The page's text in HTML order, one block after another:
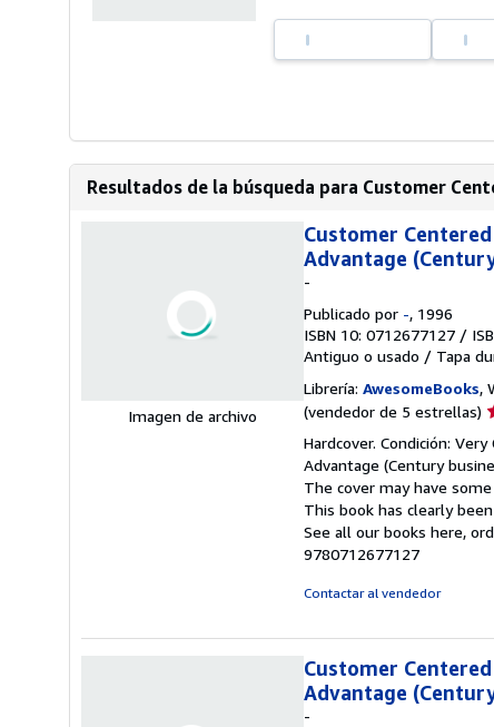
Resultados de la búsqueda para Customer
Imagen de archivo
Customer
Advantage
-
Publicado por -, 1996
ISBN 10: 0712677127 /
Antiguo o usado / Tapa
Librería: AwesomeBooks,
(vendedor de 5 estrellas)
5
5
Hardcover. Condición:
Advantage (Century
The cover may have
This book has clearly
See all our books here,
9780712677127
Contactar al vendedor
Customer
Advantage
-